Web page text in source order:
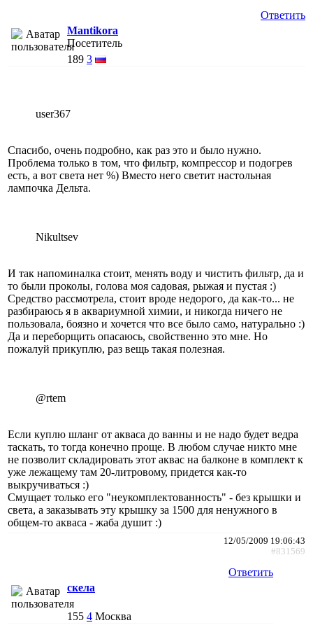
Ответить
Mantikora
Посетитель
189 3
user367
Спасибо, очень подробно, как раз это и было нужно.
Проблема только в том, что фильтр, компрессор и подогрев
есть, а вот света нет %) Вместо него светит настольная
лампочка Дельта.
Nikultsev
И так напоминалка стоит, менять воду и чистить фильтр, да и
то были проколы, голова моя садовая, рыжая и пустая :)
Средство рассмотрела, стоит вроде недорого, да как-то... не
разбираюсь я в аквариумной химии, и никогда ничего не
пользовала, боязно и хочется что все было само, натурально :)
Да и переборщить опасаюсь, свойственно это мне. Но
пожалуй прикуплю, раз вещь такая полезная.
@rtem
Если куплю шланг от акваса до ванны и не надо будет ведра
таскать, то тогда конечно проще. В любом случае никто мне
не позволит складировать этот аквас на балконе в комплект к
уже лежащему там 20-литровому, придется как-то
выкручиваться :)
Смущает только его "неукомплектованность" - без крышки и
света, а заказывать эту крышку за 1500 для ненужного в
общем-то акваса - жаба душит :)
12/05/2009 19:06:43
#831569
Ответить
cкeлa
155 4 Москва